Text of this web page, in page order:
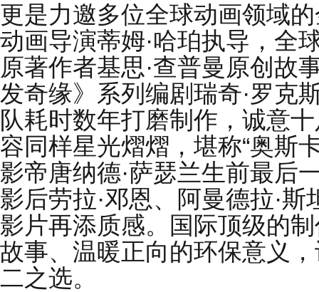
更是力邀多位全球动画领域
动画导演蒂姆·哈珀执导，全
原著作者基思·查普曼原创故
发奇缘》系列编剧瑞奇·罗克
队耗时数年打磨制作，诚意
容同样星光熠熠，堪称“奥斯
影帝唐纳德·萨瑟兰生前最后
影后劳拉·邓恩、阿曼德拉·
影片再添质感。国际顶级的
故事、温暖正向的环保意义
二之选。